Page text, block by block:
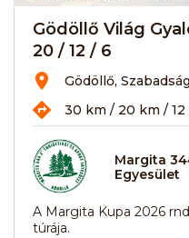
Gödöllő Világ
20 / 12 / 6
Gödöllő,
30 km / 20 km /
Margita
Egyesület
A Margita Kupa 2026
túrája.